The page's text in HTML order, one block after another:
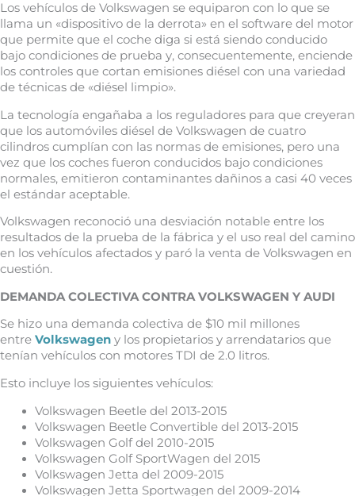
Los vehículos de Volkswagen se equiparon con lo que se
llama un «dispositivo de la derrota» en el software del motor
que permite que el coche diga si está siendo conducido
bajo condiciones de prueba y, consecuentemente, enciende
los controles que cortan emisiones diésel con una variedad
de técnicas de «diésel limpio».
La tecnología engañaba a los reguladores para que creyeran
que los automóviles diésel de Volkswagen de cuatro
cilindros cumplían con las normas de emisiones, pero una
vez que los coches fueron conducidos bajo condiciones
normales, emitieron contaminantes dañinos a casi 40 veces
el estándar aceptable.
Volkswagen reconoció una desviación notable entre los
resultados de la prueba de la fábrica y el uso real del camino
en los vehículos afectados y paró la venta de Volkswagen en
cuestión.
DEMANDA COLECTIVA CONTRA VOLKSWAGEN Y AUDI
Se hizo una demanda colectiva de $10 mil millones
entre Volkswagen y los propietarios y arrendatarios que
tenían vehículos con motores TDI de 2.0 litros.
Esto incluye los siguientes vehículos:
Volkswagen Beetle del 2013-2015
Volkswagen Beetle Convertible del 2013-2015
Volkswagen Golf del 2010-2015
Volkswagen Golf SportWagen del 2015
Volkswagen Jetta del 2009-2015
Volkswagen Jetta Sportwagen del 2009-2014